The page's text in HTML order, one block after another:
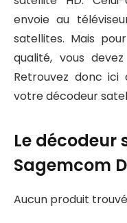
envoie au
satellites. Mais
qualité, vous
Retrouvez donc ici
votre décodeur
Le décodeur
Sagemcom
Aucun produit